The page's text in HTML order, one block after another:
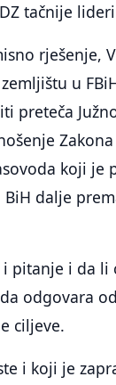
tačnije lideri
rješenje,
u
preteča
koji je
dalje
pitanje i da li
odgovara
ciljeve.
i koji je